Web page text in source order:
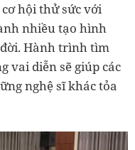
hội thử sức với
nhiều tạo hình
Hành trình tìm
vai diễn sẽ giúp các
nghệ sĩ khác tỏa